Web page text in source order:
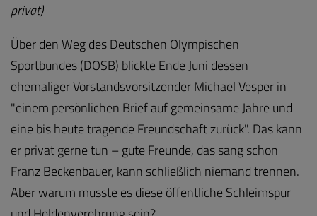
privat)
Über den Weg des Deutschen Olympischen
Sportbundes (DOSB) blickte Ende Juni dessen
ehemaliger Vorstandsvorsitzender Michael Vesper in
"einem persönlichen Brief auf gemeinsame Jahre und
eine bis heute tragende Freundschaft zurück". Das kann
er privat gerne tun – gute Freunde, das sang schon
Franz Beckenbauer, kann schließlich niemand trennen.
Aber warum musste es diese öffentliche Schleimspur